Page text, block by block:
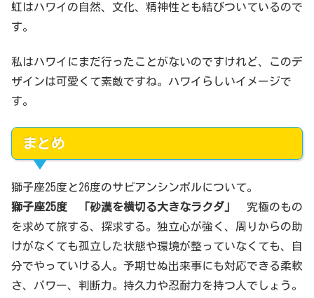
虹はハワイの自然、文化、精神性とも結びついているので
す。
私はハワイにまだ行ったことがないのですけれど、このデ
ザインは可愛くて素敵ですね。ハワイらしいイメージで
す。
まとめ
獅子座25度と26度のサビアンシンボルについて。
獅子座25度 「砂漠を横切る大きなラクダ」
究極のもの
を求めて旅する、探求する。独立心が強く、周りからの助
けがなくても孤立した状態や環境が整っていなくても、自
分でやっていける人。予期せぬ出来事にも対応できる柔軟
さ、パワー、判断力。持久力や忍耐力を持つ人でしょう。